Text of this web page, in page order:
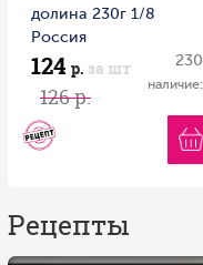
долина 230г 1/8
Россия
124 р. за шт
126 р.
Рецепты